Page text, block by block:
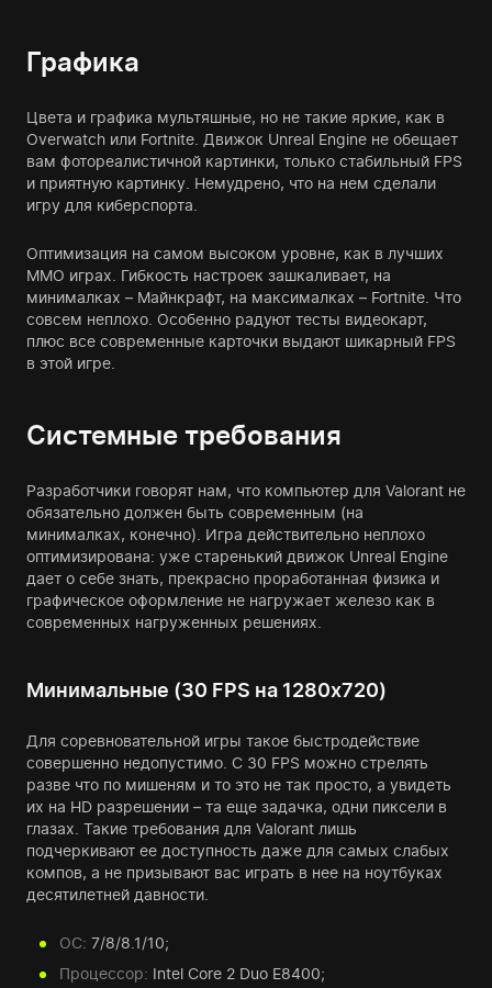
Графика
Цвета и графика мультяшные, но не такие яркие, как в
Overwatch или Fortnite . Движок Unreal Engine не обещает
вам фотореалистичной картинки, только стабильный FPS
и приятную картинку. Немудрено, что на нем сделали
игру для киберспорта.
Оптимизация на самом высоком уровне, как в лучших
ММО играх. Гибкость настроек зашкаливает, на
минималках – Майнкрафт, на максималках – Fortnite. Что
совсем неплохо. Особенно радуют тесты видеокарт,
плюс все современные карточки выдают шикарный FPS
в этой игре.
Системные требования
Разработчики говорят нам, что компьютер для Valorant не
обязательно должен быть современным (на
минималках, конечно). Игра действительно неплохо
оптимизирована: уже старенький движок Unreal Engine
дает о себе знать, прекрасно проработанная физика и
графическое оформление не нагружает железо как в
современных нагруженных решениях.
Минимальные (30 FPS на 1280x720)
Для соревновательной игры такое быстродействие
совершенно недопустимо. С 30 FPS можно стрелять
разве что по мишеням и то это не так просто, а увидеть
их на HD разрешении – та еще задачка, одни пиксели в
глазах. Такие требования для Valorant лишь
подчеркивают ее доступность даже для самых слабых
компов, а не призывают вас играть в нее на ноутбуках
десятилетней давности.
ОС: 7/8/8.1/10;
Процессор: Intel Core 2 Duo E8400;